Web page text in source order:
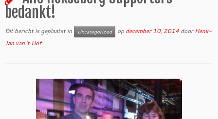
bedankt!
Dit bericht is geplaatst in Uncategorized op december 10, 2014 doorHenk-
Jan van 't Hof